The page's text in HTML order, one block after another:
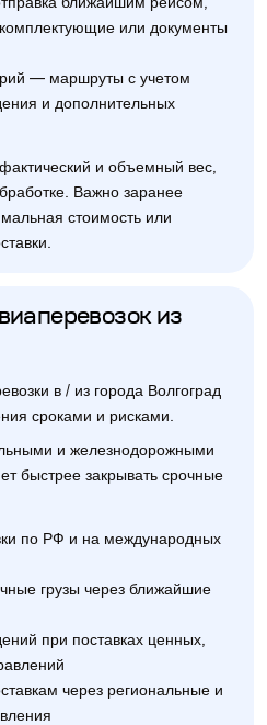
комплектующие или документы
— маршруты с учетом
и дополнительных
и объемный вес,
Важно заранее
стоимость или
из
в / из города Волгоград
сроками и рисками.
и железнодорожными
быстрее закрывать срочные
по РФ и на международных
грузы через ближайшие
при поставках ценных,
через региональные и